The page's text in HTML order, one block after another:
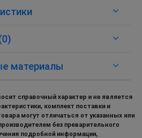
материалы
справочный характер и не является
комплект поставки и
могут отличаться от указанных или
без преварительного
подробной информации,